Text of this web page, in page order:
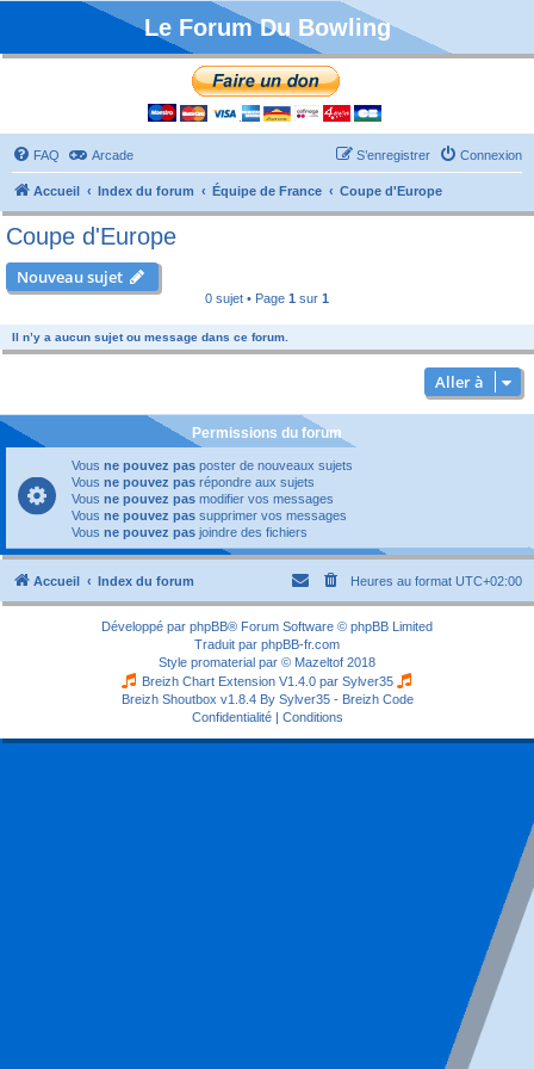
Le Forum Du Bowling
FAQ Arcade Connexion
S’enregistrer
Accueil Index du forum Équipe de France Coupe d'Europe
Coupe d'Europe
Nouveau sujet
0 sujet • Page 1 sur 1
Il n’y a aucun sujet ou message dans ce forum.
Aller à
Permissions du forum
Vous ne pouvez pas poster de nouveaux sujets
Vous ne pouvez pas répondre aux sujets
Vous ne pouvez pas modifier vos messages
Vous ne pouvez pas supprimer vos messages
Vous ne pouvez pas joindre des fichiers
Accueil Index du forum Heures au format UTC+02:00
Développé par phpBB® Forum Software © phpBB Limited
Traduit par phpBB-fr.com
Style promaterial par © Mazeltof 2018
Breizh Chart Extension V1.4.0 par Sylver35
Breizh Shoutbox v1.8.4 By Sylver35 - Breizh Code
Confidentialité| Conditions